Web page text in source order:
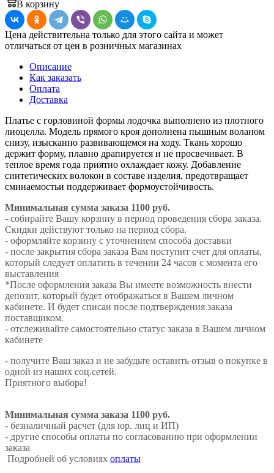
В корзину
Цена действительна только для этого сайта и может
отличаться от цен в розничных магазинах
Описание
Как заказать
Оплата
Доставка
Платье с горловиной формы лодочка выполнено из плотного
лиоцелла. Модель прямого кроя дополнена пышным воланом
снизу, изысканно развивающемся на ходу. Ткань хорошо
держит форму, плавно драпируется и не просвечивает. В
теплое время года приятно охлаждает кожу. Добавление
синтетических волокон в составе изделия, предотвращает
сминаемостьи поддерживает формоустойчивость.
Минимальная сумма заказа 1100 руб.
- собирайте Вашу корзину в период проведения сбора заказа.
Скидки действуют только на период сбора.
- оформляйте корзину с уточнением способа доставки
- после закрытия сбора заказа Вам поступит счет для оплаты,
который следует оплатить в течении 24 часов с момента его
выставления
*После оформления заказа Вы имеете возможность внести
депозит, который будет отображаться в Вашем личном
кабинете. И будет списан после подтверждения заказа
поставщиком.
- отслеживайте самостоятельно статус заказа в Вашем личном
кабинете
- получите Ваш заказ и не забудьте оставить отзыв о покупке в
одной из наших соц.сетей.
Приятного выбора!
Минимальная сумма заказа 1100 руб.
- безналичный расчет (для юр. лиц и ИП)
- другие способы оплаты по согласованию при оформлении
заказа
Подробней об условиях оплаты